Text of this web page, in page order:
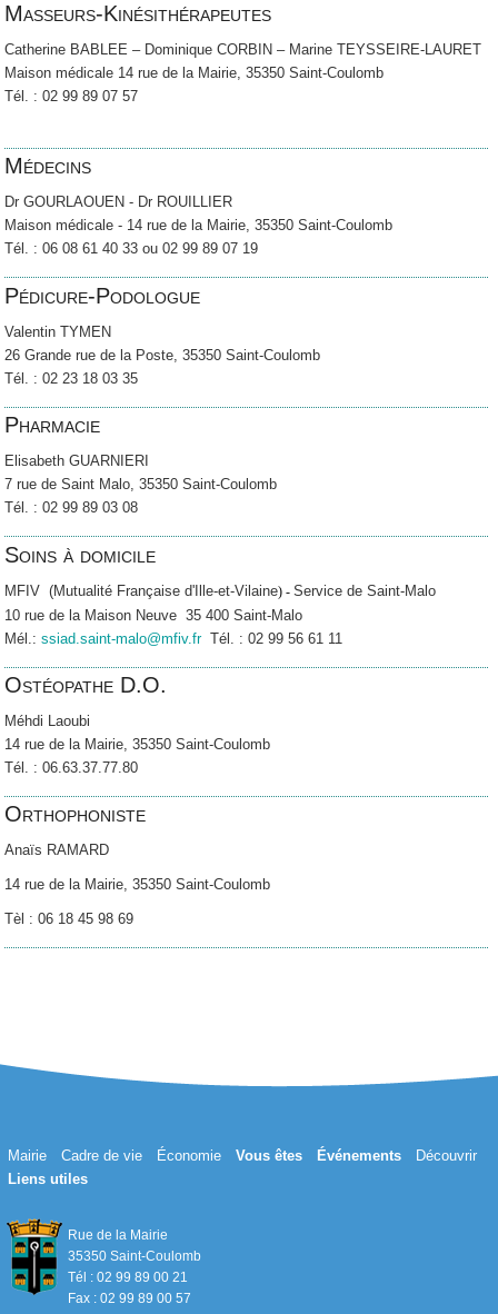
Masseurs-Kinésithérapeutes
Catherine BABLEE – Dominique CORBIN – Marine TEYSSEIRE-LAURET
Maison médicale 14 rue de la Mairie, 35350 Saint-Coulomb
Tél. : 02 99 89 07 57
Médecins
Dr GOURLAOUEN - Dr ROUILLIER
Maison médicale - 14 rue de la Mairie, 35350 Saint-Coulomb
Tél. : 06 08 61 40 33 ou 02 99 89 07 19
Pédicure-Podologue
Valentin TYMEN
26 Grande rue de la Poste, 35350 Saint-Coulomb
Tél. : 02 23 18 03 35
Pharmacie
Elisabeth GUARNIERI
7 rue de Saint Malo, 35350 Saint-Coulomb
Tél. : 02 99 89 03 08
Soins à domicile
MFIV (Mutualité Française d'Ille-et-Vilaine) -Service de Saint-Malo
10 rue de la Maison Neuve 35 400 Saint-Malo
Mél.:ssiad.saint-malo@mfiv.frTél. : 02 99 56 61 11
Ostéopathe D.O.
Méhdi Laoubi
14 rue de la Mairie, 35350 Saint-Coulomb
Tél. : 06.63.37.77.80
Orthophoniste
Anaïs RAMARD
14 rue de la Mairie, 35350 Saint-Coulomb
Tèl : 06 18 45 98 69
Mairie Cadre de vie Économie Vous êtes Événements
Découvrir
Liens utiles
Rue de la Mairie
35350 Saint-Coulomb
Tél : 02 99 89 00 21
Fax : 02 99 89 00 57